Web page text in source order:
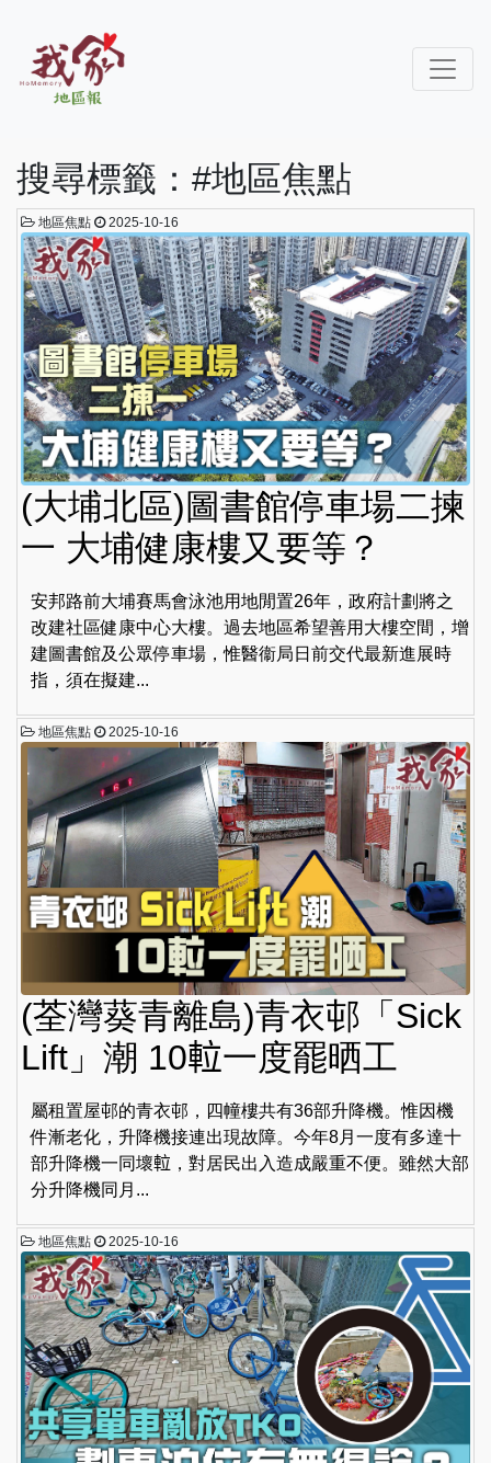
搜尋標籤：#地區焦點
地區焦點 2025-10-16
(大埔北區)圖書館停車場二揀
一 大埔健康樓又要等？
安邦路前大埔賽馬會泳池用地閒置26年，政府計劃將之
改建社區健康中心大樓。過去地區希望善用大樓空間，增
建圖書館及公眾停車場，惟醫衞局日前交代最新進展時
指，須在擬建...
地區焦點 2025-10-16
(荃灣葵青離島)青衣邨「Sick
Lift」潮 10𨋢一度罷晒工
屬租置屋邨的青衣邨，四幢樓共有36部升降機。惟因機
件漸老化，升降機接連出現故障。今年8月一度有多達十
部升降機一同壞𨋢，對居民出入造成嚴重不便。雖然大部
分升降機同月...
地區焦點 2025-10-16